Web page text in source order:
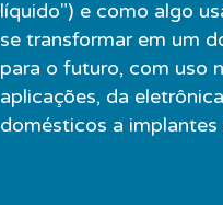
líquido") e como algo
se transformar em um
para o futuro, com uso
aplicações, da
domésticos a